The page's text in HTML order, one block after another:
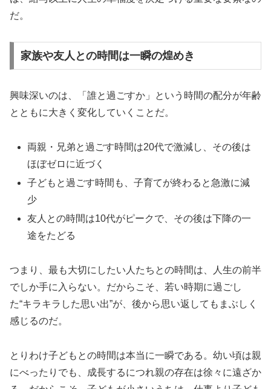
だ。
家族や友人との時間は一瞬の煌めき
興味深いのは、「誰と過ごすか」という時間の配分が年齢
とともに大きく変化していくことだ。
両親・兄弟と過ごす時間は20代で激減し、その後は
ほぼゼロに近づく
子どもと過ごす時間も、子育てが終わると急激に減
少
友人との時間は10代がピークで、その後は下降の一
途をたどる
つまり、最も大切にしたい人たちとの時間は、人生の前半
でしか手に入らない。だからこそ、若い時期に過ごし
た“キラキラした思い出”が、後から思い返してもまぶしく
感じるのだ。
とりわけ子どもとの時間は本当に一瞬である。幼い頃は親
にべったりでも、成長するにつれ親の存在は徐々に遠ざか